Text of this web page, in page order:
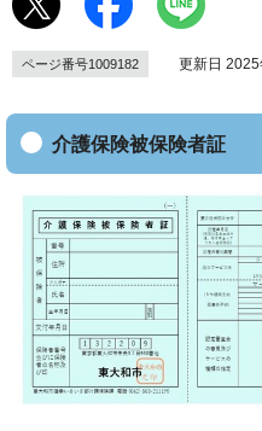
ページ番号1009182 更新日 2025
介護保険被保険者証